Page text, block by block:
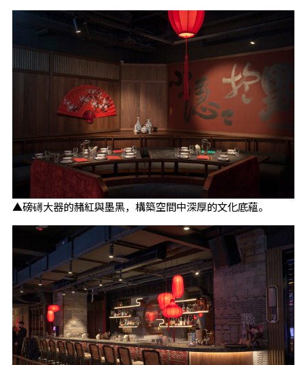
▲磅礡大器的赭紅與墨黑，構築空間中深厚的文化底蘊。